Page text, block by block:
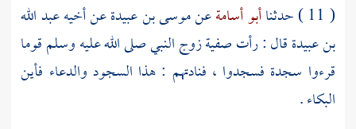
( 11 ) حدثنا
أبو أسامةعنموسى بن عبيدةعن أخيهعبد الله
بن عبيدةقال : رأتصفيةزوج النبي صلى الله عليه وسلم قوما
قرءوا سجدة فسجدوا ، فنادتهم : هذا السجود والدعاء فأين
البكاء .